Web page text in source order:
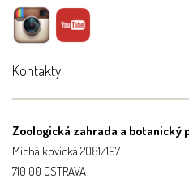
Kontakty
Zoologická zahrada a botanický
Michálkovická 2081/197
710 00 OSTRAVA